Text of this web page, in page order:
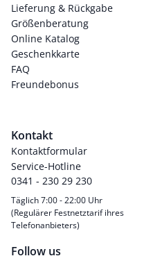
Lieferung & Rückgabe
Größenberatung
Online Katalog
Geschenkkarte
FAQ
Freundebonus
Kontakt
Kontaktformular
Service-Hotline
0341 - 230 29 230
Täglich 7:00 - 22:00 Uhr
(Regulärer Festnetztarif ihres
Telefonanbieters)
Follow us